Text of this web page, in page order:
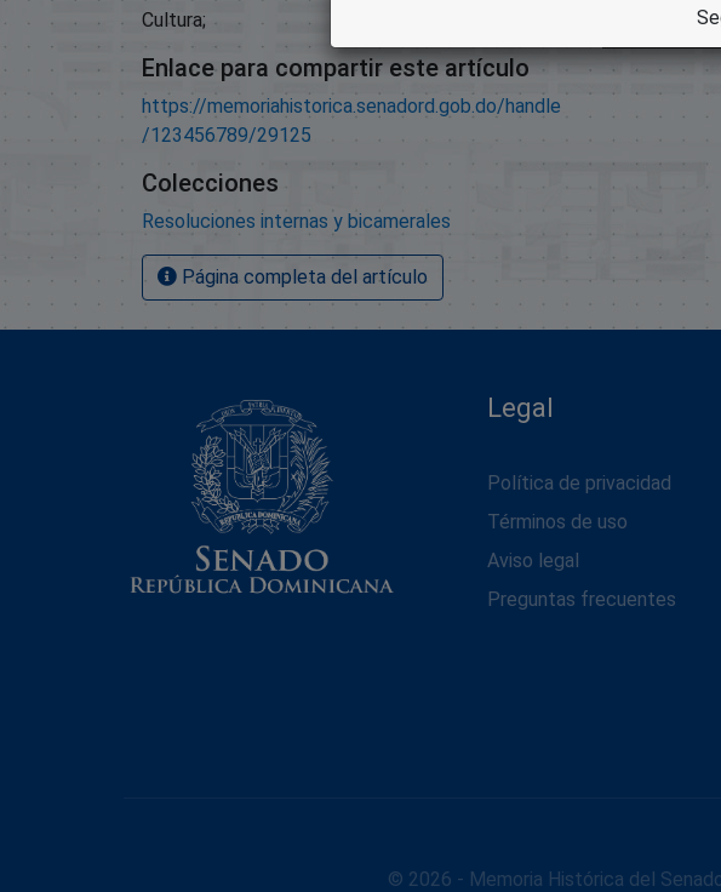
Cultura;
Enlace para compartir este artículo
https://memoriahistorica.senadord.gob.do/handle
/123456789/29125
Colecciones
Resoluciones internas y bicamerales
Página completa del artículo
Legal
Política de privacidad
Términos de uso
Aviso legal
Preguntas frecuentes
© 2026 - Memoria Histórica del